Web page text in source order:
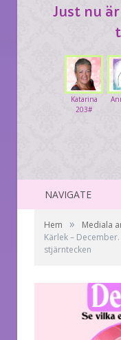
Just nu
Katarina
203#
NAVIGATE
Hem » Mediala
Kärlek –
stjärntecken